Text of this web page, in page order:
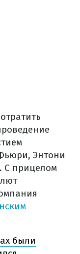
Энтони
С прицелом
были